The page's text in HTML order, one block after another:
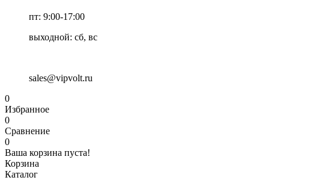
пт: 9:00-17:00
выходной: сб, вс
sales@vipvolt.ru
0
Избранное
0
Сравнение
0
Ваша корзина пуста!
Корзина
Каталог